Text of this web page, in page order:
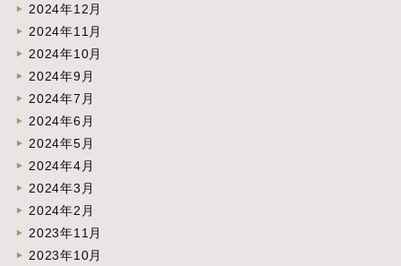
2024年12月
2024年11月
2024年10月
2024年9月
2024年7月
2024年6月
2024年5月
2024年4月
2024年3月
2024年2月
2023年11月
2023年10月